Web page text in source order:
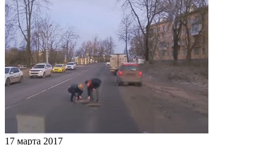
17 марта 2017